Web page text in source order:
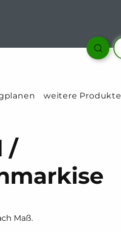
weitere Produkte
/
Maß.